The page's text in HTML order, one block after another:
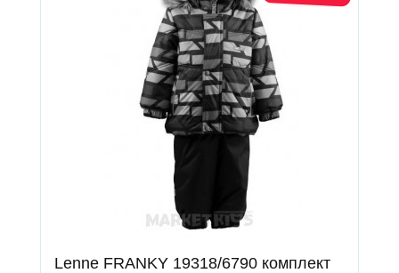
Lenne FRANKY 19318/6790 комплект